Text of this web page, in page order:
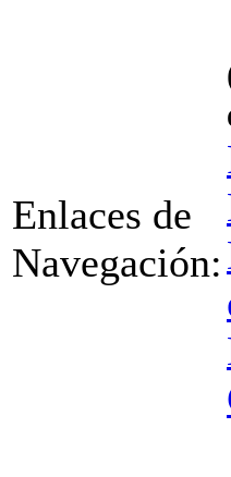
Enlaces de
Navegación: